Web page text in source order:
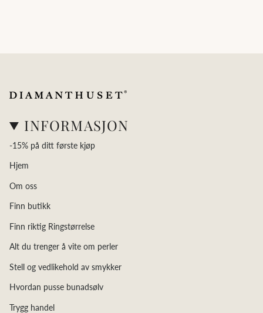
INFORMASJON
-15% på ditt første kjøp
Hjem
Om oss
Finn butikk
Finn riktig Ringstørrelse
Alt du trenger å vite om perler
Stell og vedlikehold av smykker
Hvordan pusse bunadsølv
Trygg handel